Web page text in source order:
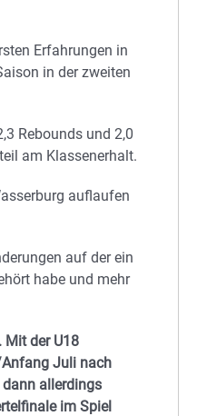
Erfahrungen in
in der zweiten
Rebounds und 2,0
am Klassenerhalt.
auflaufen
auf der ein
habe und mehr
der U18
Anfang Juli nach
allerdings
im Spiel